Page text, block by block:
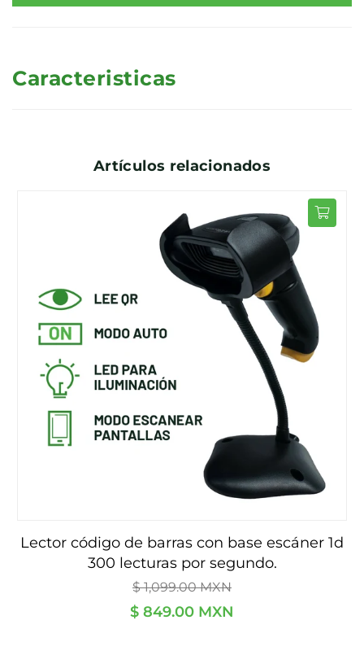
Caracteristicas
Artículos relacionados
lector código de barras con base escáner 1d
300 lecturas por segundo.
$ 1,099.00 MXN
$ 849.00 MXN